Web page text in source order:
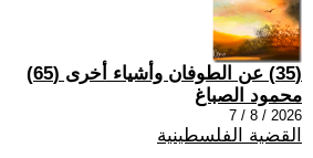
(35) عن الطوفان وأشياء أخرى (65)
محمود الصباغ
2026 / 8 / 7
القضية الفلسطينية